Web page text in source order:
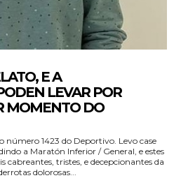
E A
LEVAR POR
MOMENTO DO
número 1423 do Deportivo. Levo case
a Maratón Inferior / General, e estes
cabreantes, tristes, e decepcionantes da
dolorosas...